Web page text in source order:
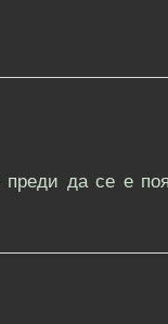
преди да се е